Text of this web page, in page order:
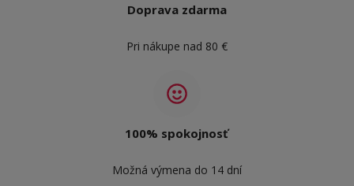
Doprava zdarma
Pri nákupe nad 80 €
100% spokojnosť
Možná výmena do 14 dní